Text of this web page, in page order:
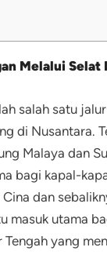
Melalui Selat
salah satu
di Nusantara.
Malaya dan
bagi kapal-
dan
masuk utama
yang